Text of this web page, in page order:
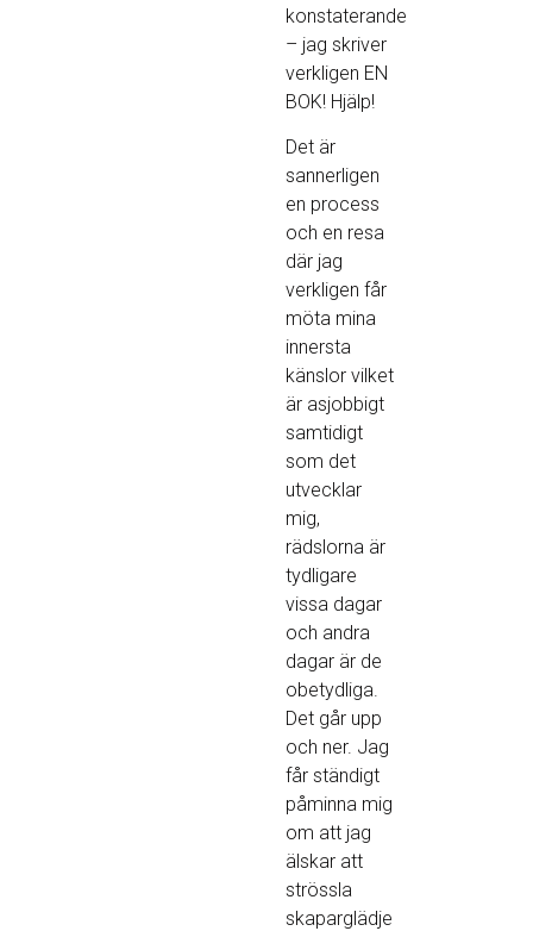
konstaterande
– jag skriver
verkligen EN
BOK! Hjälp!
Det är
sannerligen
en process
och en resa
där jag
verkligen får
möta mina
innersta
känslor vilket
är asjobbigt
samtidigt
som det
utvecklar
mig,
rädslorna är
tydligare
vissa dagar
och andra
dagar är de
obetydliga.
Det går upp
och ner. Jag
får ständigt
påminna mig
om att jag
älskar att
strössla
skaparglädje